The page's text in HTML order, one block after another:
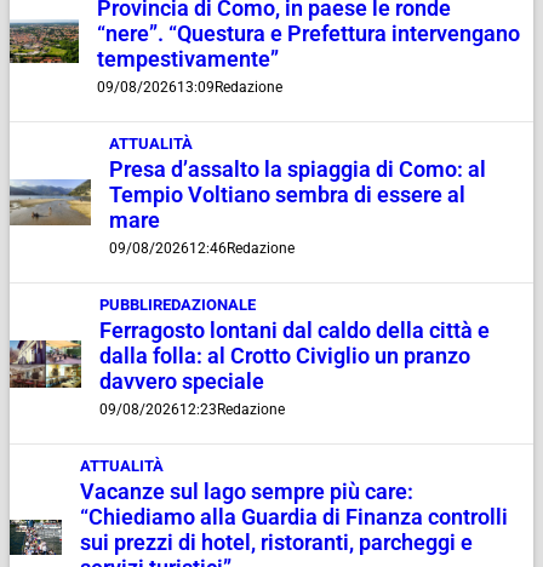
Provincia di Como, in paese le ronde
“nere”. “Questura e Prefettura intervengano
tempestivamente”
09/08/202613:09 Redazione
ATTUALITÀ
Presa d’assalto la spiaggia di Como: al
Tempio Voltiano sembra di essere al
mare
09/08/202612:46Redazione
PUBBLIREDAZIONALE
Ferragosto lontani dal caldo della città e
dalla folla: al Crotto Civiglio un pranzo
davvero speciale
09/08/202612:23 Redazione
ATTUALITÀ
Vacanze sul lago sempre più care:
“Chiediamo alla Guardia di Finanza controlli
sui prezzi di hotel, ristoranti, parcheggi e